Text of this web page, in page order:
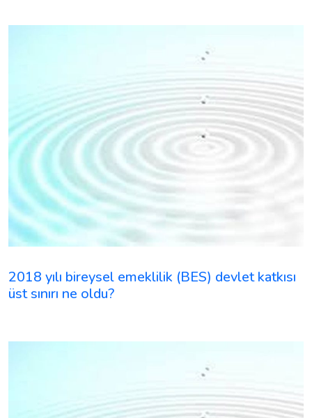
2018 yılı bireysel emeklilik (BES) devlet katkısı
üst sınırı ne oldu?